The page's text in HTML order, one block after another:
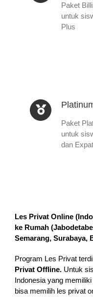
Paket
untuk
Plus
Paket
untuk
dan
Les Privat Online
ke Rumah (
Semarang, Surabaya,
Program Les Privat
Privat Offline. Untuk
Indonesia yang
bisa memilih les privat